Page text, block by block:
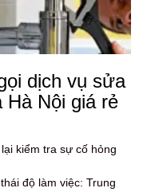
dịch vụ sửa
Nội giá rẻ
kiểm tra sự cố hỏng
độ làm việc: Trung